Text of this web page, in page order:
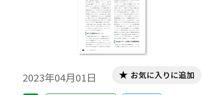
合いが鮮明となった。すなわち令和 7 年度
の新課程問題への移行を強く意識した問題
といえよう。そこで、大問ごとにテーマを示
し、特徴的な問題に言及したい。
2023年04月01日 お気に入りに追加